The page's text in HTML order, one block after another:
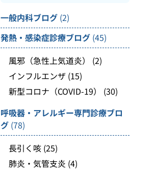
一般内科ブログ (2)
発熱・感染症診療ブログ (45)
風邪（急性上気道炎）
(2)
インフルエンザ (15)
新型コロナ（COVID-19）
(30)
呼吸器・アレルギー専門診療ブロ
グ (78)
長引く咳 (25)
肺炎・気管支炎 (4)